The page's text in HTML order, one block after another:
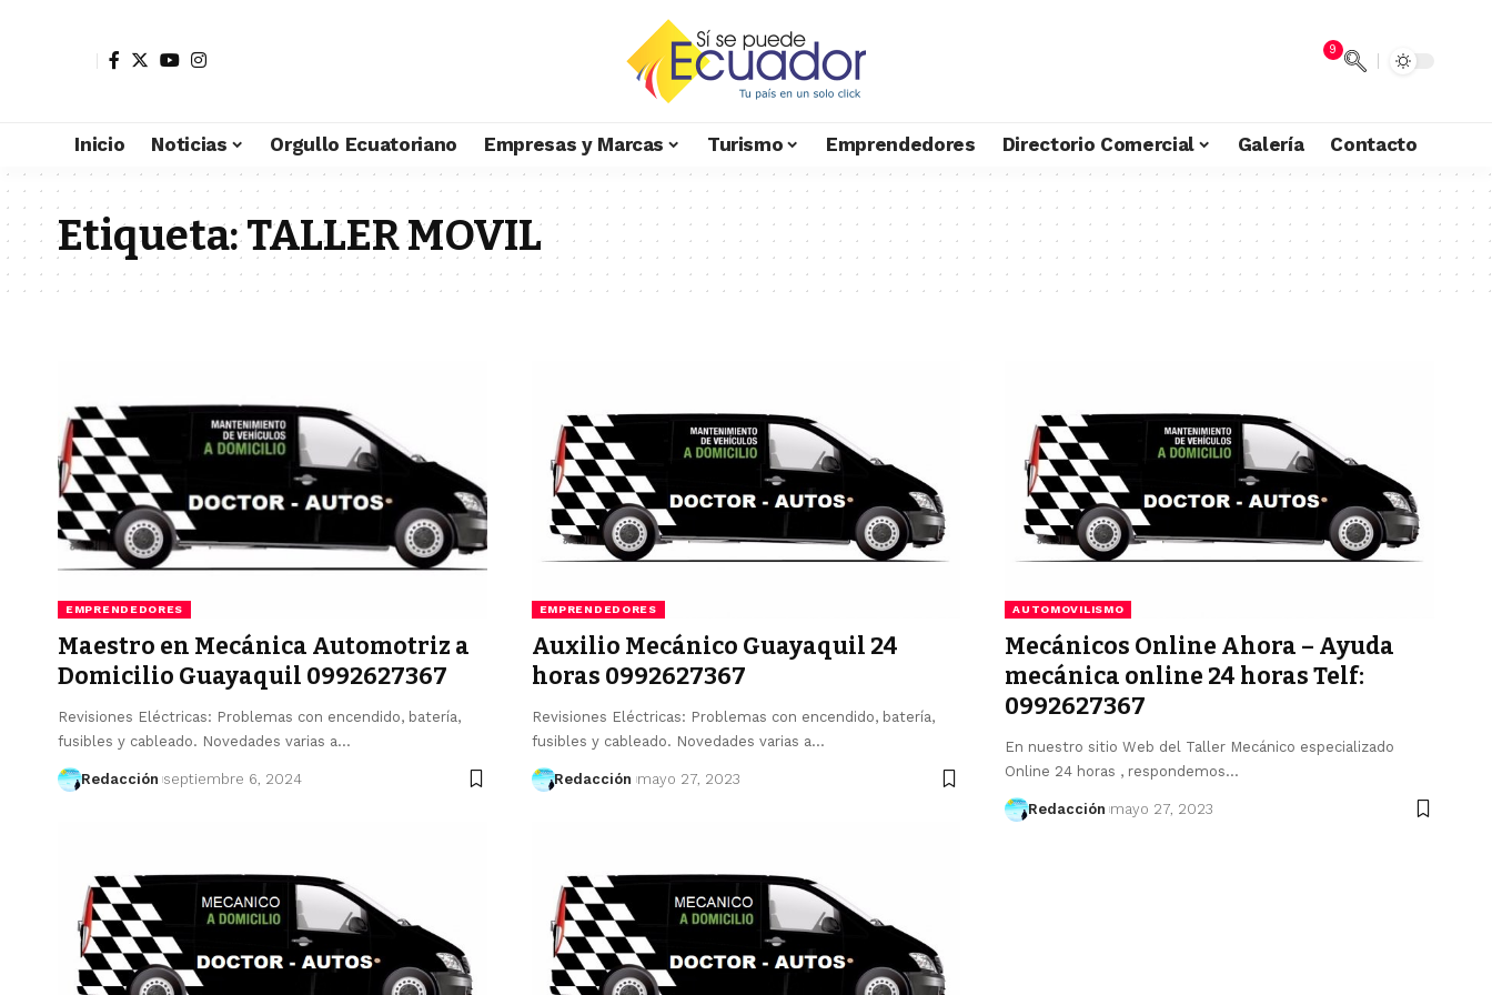
9
Inicio Noticias Orgullo Ecuatoriano Empresas y Marcas Turismo Emprendedores Directorio Comercial Galería Contacto
Etiqueta:TALLER MOVIL
EMPRENDEDORES
Maestro en Mecánica Automotriz a
Domicilio Guayaquil 0992627367
Revisiones Eléctricas: Problemas con encendido, batería,
fusibles y cableado. Novedades varias a…
Redacción septiembre 6, 2024
EMPRENDEDORES
Auxilio Mecánico Guayaquil 24
horas 0992627367
Revisiones Eléctricas: Problemas con encendido, batería,
fusibles y cableado. Novedades varias a…
Redacción mayo 27, 2023
AUTOMOVILISMO
Mecánicos Online Ahora – Ayuda
mecánica online 24 horas Telf:
0992627367
En nuestro sitio Web del Taller Mecánico especializado
Online 24 horas , respondemos…
Redacción mayo 27, 2023